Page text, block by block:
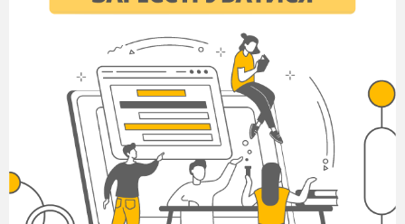
(проектною діяльністю) ідея спочатку втілюється в макеті,
архітекторів отримує завдання підготувати проект нового
будинку. Як ви думаєте, вони роблять ескіз і здають його
замовникові? Звичайно ж, ні. Вони виконують ескізи,
креслення, малюнки, невеликий макет і проводять
презентацію (захист), щоб переконати замовника, що цей
проект кращий. Лише потім замовник втілює проект
архітектора в реальності
будує будинок.
Для успішного виконання проекту необхідний
керівник, який керуватиме процесом, розподілятиме
обов'язки, видава
тиме завдання, стежитиме за їх